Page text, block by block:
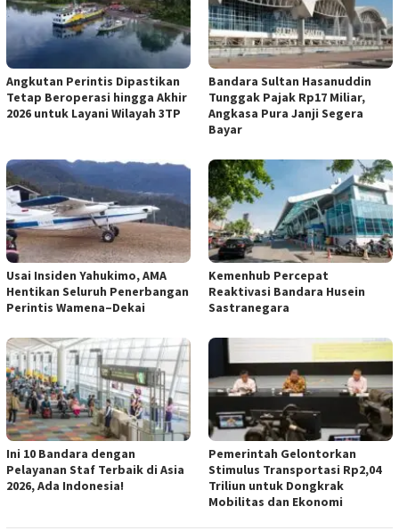
Angkutan Perintis Dipastikan
Tetap Beroperasi hingga Akhir
2026 untuk Layani Wilayah 3TP
Bandara Sultan Hasanuddin
Tunggak Pajak Rp17 Miliar,
Angkasa Pura Janji Segera
Bayar
Usai Insiden Yahukimo, AMA
Hentikan Seluruh Penerbangan
Perintis Wamena–Dekai
Kemenhub Percepat
Reaktivasi Bandara Husein
Sastranegara
Ini 10 Bandara dengan
Pelayanan Staf Terbaik di Asia
2026, Ada Indonesia!
Pemerintah Gelontorkan
Stimulus Transportasi Rp2,04
Triliun untuk Dongkrak
Mobilitas dan Ekonomi